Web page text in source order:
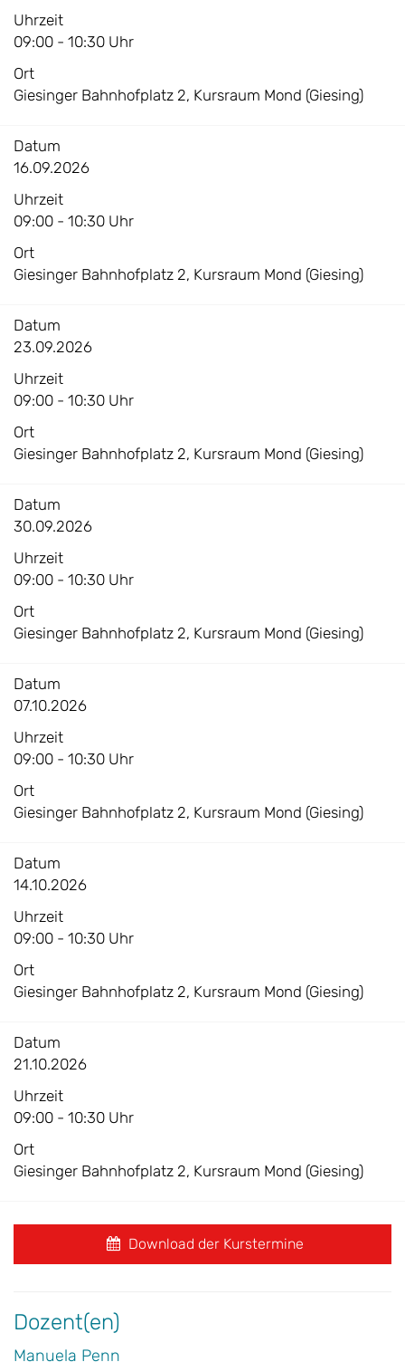
Uhrzeit
09:00 - 10:30 Uhr
Ort
Giesinger Bahnhofplatz 2, Kursraum Mond (Giesing)
Datum
16.09.2026
Uhrzeit
09:00 - 10:30 Uhr
Ort
Giesinger Bahnhofplatz 2, Kursraum Mond (Giesing)
Datum
23.09.2026
Uhrzeit
09:00 - 10:30 Uhr
Ort
Giesinger Bahnhofplatz 2, Kursraum Mond (Giesing)
Datum
30.09.2026
Uhrzeit
09:00 - 10:30 Uhr
Ort
Giesinger Bahnhofplatz 2, Kursraum Mond (Giesing)
Datum
07.10.2026
Uhrzeit
09:00 - 10:30 Uhr
Ort
Giesinger Bahnhofplatz 2, Kursraum Mond (Giesing)
Datum
14.10.2026
Uhrzeit
09:00 - 10:30 Uhr
Ort
Giesinger Bahnhofplatz 2, Kursraum Mond (Giesing)
Datum
21.10.2026
Uhrzeit
09:00 - 10:30 Uhr
Ort
Giesinger Bahnhofplatz 2, Kursraum Mond (Giesing)
Download der Kurstermine
Dozent(en)
Manuela Penn